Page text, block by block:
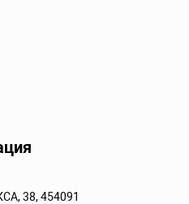
38, 454091